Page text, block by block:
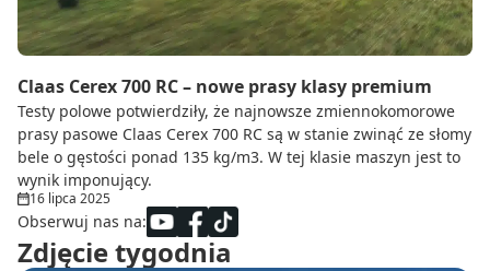
Claas Cerex 700 RC – nowe prasy klasy premium
Testy polowe potwierdziły, że najnowsze zmiennokomorowe
prasy pasowe Claas Cerex 700 RC są w stanie zwinąć ze słomy
bele o gęstości ponad 135 kg/m3. W tej klasie maszyn jest to
wynik imponujący.
16 lipca 2025
Obserwuj nas na:
Zdjęcie tygodnia